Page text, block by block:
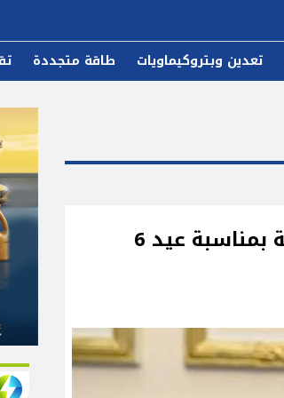
تعدين وبتروكيماويات طاقة متجددة
الخميس والسبت المقبلان إجازة رسمية بمناسبة عيد 6